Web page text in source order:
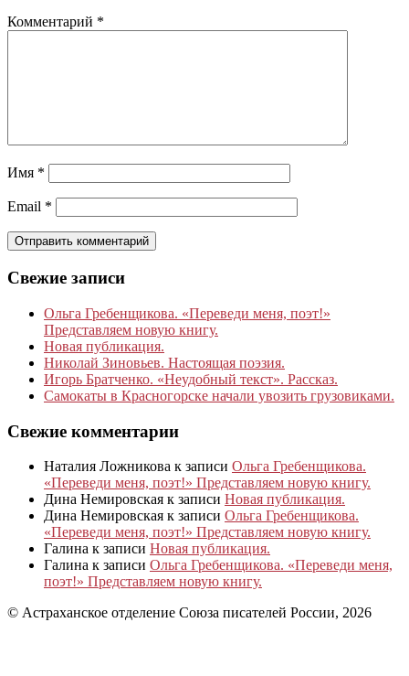
Комментарий *
Имя *
Email *
Свежие записи
Ольга Гребенщикова. «Переведи меня, поэт!»
Представляем новую книгу.
Новая публикация.
Николай Зиновьев. Настоящая поэзия.
Игорь Братченко. «Неудобный текст». Рассказ.
Самокаты в Красногорске начали увозить грузовиками.
Свежие комментарии
Наталия Ложникова к записи Ольга Гребенщикова.
«Переведи меня, поэт!» Представляем новую книгу.
Дина Немировская к записи Новая публикация.
Дина Немировская к записи Ольга Гребенщикова.
«Переведи меня, поэт!» Представляем новую книгу.
Галина к записи Новая публикация.
Галина к записи Ольга Гребенщикова. «Переведи меня,
поэт!» Представляем новую книгу.
© Астраханское отделение Союза писателей России, 2026